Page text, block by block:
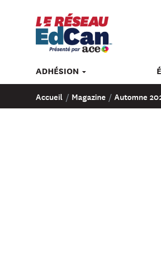
ADHÉSION
Accueil / Magazine / Automne